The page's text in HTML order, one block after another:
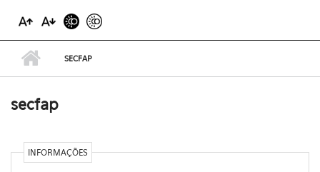
SECFAP
secfap
INFORMAÇÕES